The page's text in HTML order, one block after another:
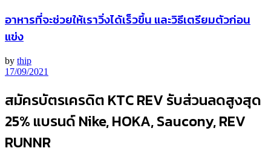
อาหารที่จะช่วยให้เราวิ่งได้เร็วขึ้น และวิธีเตรียมตัวก่อน
แข่ง
by thip
17/09/2021
สมัครบัตรเครดิต KTC REV รับส่วนลดสูงสุด
25% แบรนด์ Nike, HOKA, Saucony, REV
RUNNR